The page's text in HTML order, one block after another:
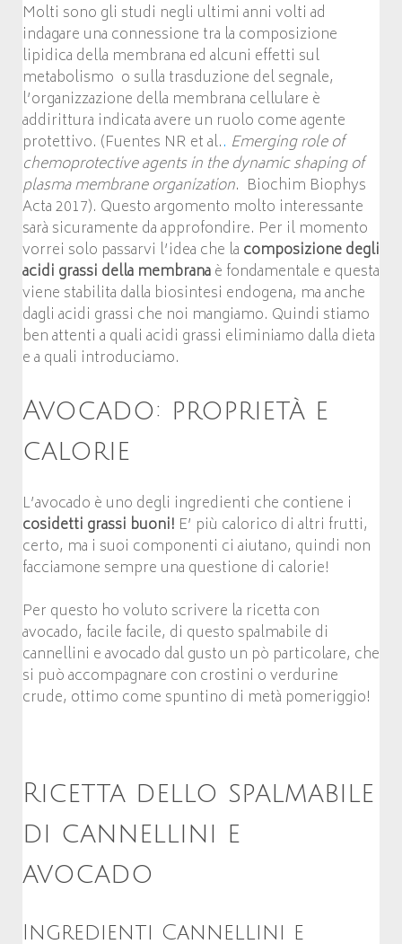
Molti sono gli studi negli ultimi anni volti ad
indagare una connessione tra la composizione
lipidica della membrana ed alcuni effetti sul
metabolismo o sulla trasduzione del segnale,
l’organizzazione della membrana cellulare è
addirittura indicata avere un ruolo come agente
protettivo. (Fuentes NR et al.. Emerging role of
chemoprotective agents in the dynamic shaping of
plasma membraneorganization. Biochim Biophys
Acta 2017). Questo argomento molto interessante
sarà sicuramente da approfondire. Per il momento
vorrei solo passarvi l’idea che la composizione degli
acidi grassi della membranaè fondamentale e questa
viene stabilita dalla biosintesi endogena, ma anche
dagli acidi grassi che noi mangiamo. Quindi stiamo
ben attenti a quali acidi grassi eliminiamo dalla dieta
e a quali introduciamo.
Avocado: proprietà e
calorie
L’avocado è uno degli ingredienti che contiene i
cosidetti grassi buoni! E’ più calorico di altri frutti,
certo, ma i suoi componenti ci aiutano, quindi non
facciamone sempre una questione di calorie!
Per questo ho voluto scrivere la ricetta con
avocado, facile facile, di questo spalmabile di
cannellini e avocado dal gusto un pò particolare, che
si può accompagnare con crostini o verdurine
crude, ottimo come spuntino di metà pomeriggio!
Ricetta dello spalmabile
di cannellini e
avocado
Ingredienti Cannellini e